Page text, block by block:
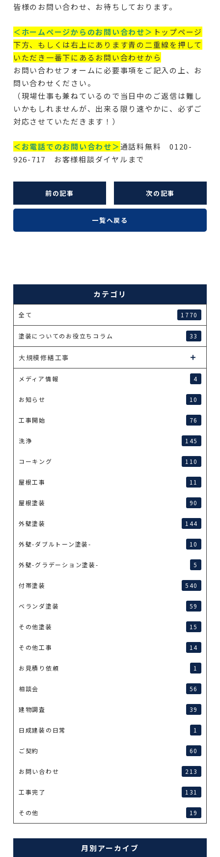
皆様のお問い合わせ、お待ちしております。
＜ホームページからのお問い合わせ＞ トップページ
下方、もしくは右上にあります青の二重線を押して
いただき一番下にあるお問い合わせから
お問い合わせフォームに必要事項をご記入の上、お
問い合わせください。
（現場仕事も兼ねているので当日中のご返信は難し
いかもしれませんが、出来る限り速やかに、必ずご
対応させていただきます！）
＜お電話でのお問い合わせ＞通話料無料 0120-
926-717 お客様相談ダイヤルまで
前の記事 次の記事
一覧へ戻る
カテゴリ
全て 1770
塗装についてのお役立ちコラム 33
大規模修繕工事
メディア情報 4
お知らせ 10
工事開始 76
洗浄 145
コーキング 110
屋根工事 11
屋根塗装 90
外壁塗装 144
外壁-ダブルトーン塗装- 10
外壁-グラデーション塗装- 5
付帯塗装 540
ベランダ塗装 59
その他塗装 15
その他工事 14
お見積り依頼 1
相談会 56
建物調査 39
日成建装の日常 1
ご契約 60
お問い合わせ 213
工事完了 131
その他 19
月別アーカイブ